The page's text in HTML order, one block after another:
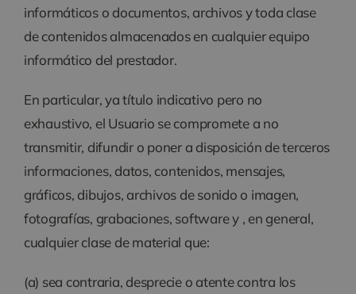
informáticos o documentos, archivos y toda clase
de contenidos almacenados en cualquier equipo
informático del prestador.
En particular, ya título indicativo pero no
exhaustivo, el Usuario se compromete a no
transmitir, difundir o poner a disposición de terceros
informaciones, datos, contenidos, mensajes,
gráficos, dibujos, archivos de sonido o imagen,
fotografías, grabaciones, software y , en general,
cualquier clase de material que:
(a) sea contraria, desprecie o atente contra los